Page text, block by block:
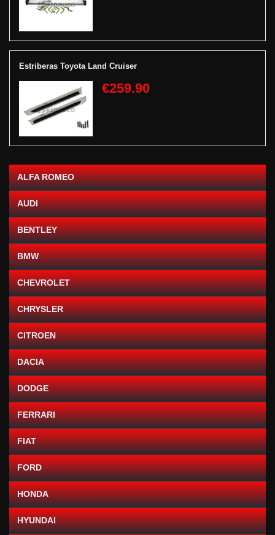
Estriberas Toyota Land Cruiser
€259.90
ALFA ROMEO
AUDI
BENTLEY
BMW
CHEVROLET
CHRYSLER
CITROEN
DACIA
DODGE
FERRARI
FIAT
FORD
HONDA
HYUNDAI